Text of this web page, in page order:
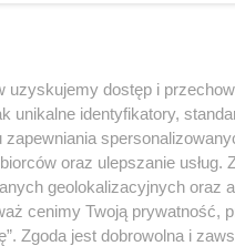
pierogów
28.07.2026, wyświetleń: 323,
, kategoria: Praca
uzyskujemy dostęp i
unikalne identyfikatory,
oraz ulepszanie usług.
geolokalizacyjnych oraz
cenimy Twoją prywatność,
Zgoda jest dobrowolna i